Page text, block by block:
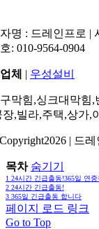
명 : 드레인프로 |
: 010-9564-0904
체 | 우성설비
막힘,싱크대막힘
장,빌라,주택,상가,
| 드레
목차 숨기기
1 24시간 긴급출동!365일 연
2 24시간 긴급출동!
3 365일 긴급출동 합니다
페이지 로드 링크
Go to Top